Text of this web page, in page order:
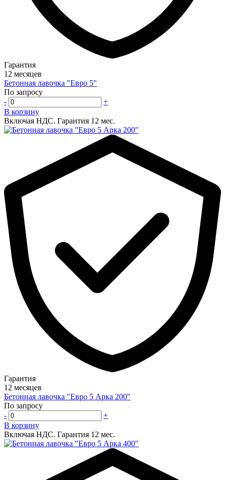
Гарантия
12 месяцев
Бетонная лавочка "Евро 5"
По запросу
-
+
В корзину
Включая НДС. Гарантия 12 мес.
Гарантия
12 месяцев
Бетонная лавочка "Евро 5 Арка 200"
По запросу
-
+
В корзину
Включая НДС. Гарантия 12 мес.